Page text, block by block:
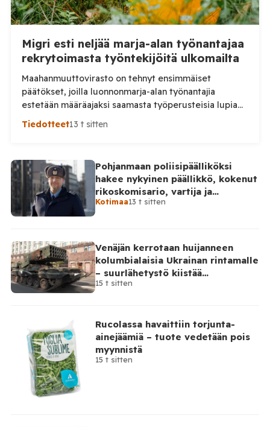
Migri esti neljää marja-alan työnantajaa
rekrytoimasta työntekijöitä ulkomailta
Maahanmuuttovirasto on tehnyt ensimmäiset
päätökset, joilla luonnonmarja-alan työnantajia
estetään määräajaksi saamasta työperusteisia lupia
ulkomailta rekrytoitaville työntekijöille. Päätösten
on kevään ja kesän 2026 aikana harkinnut lupien
myöntämisestä pidättäytymistä noin 20
luonnonmarja-alalla toimivan työnantajan kohdalla.
Tilaa Posi TV – tuellasi riippumaton suomalainen
uutisointi jatkuu myös tulevaisuudessa. Yhdelletoista
Tiedotteet13 t sitten
Pohjanmaan poliisipäälliköksi
hakee nykyinen päällikkö, kokenut
rikoskomisario, vartija ja
sarjahakija
Kotimaa13 t sitten
Venäjän kerrotaan huijanneen
kolumbialaisia Ukrainan rintamalle
– suurlähetystö kiistää
osallisuutensa
15 t sitten
Rucolassa havaittiin torjunta-
ainejäämiä – tuote vedetään pois
myynnistä
15 t sitten